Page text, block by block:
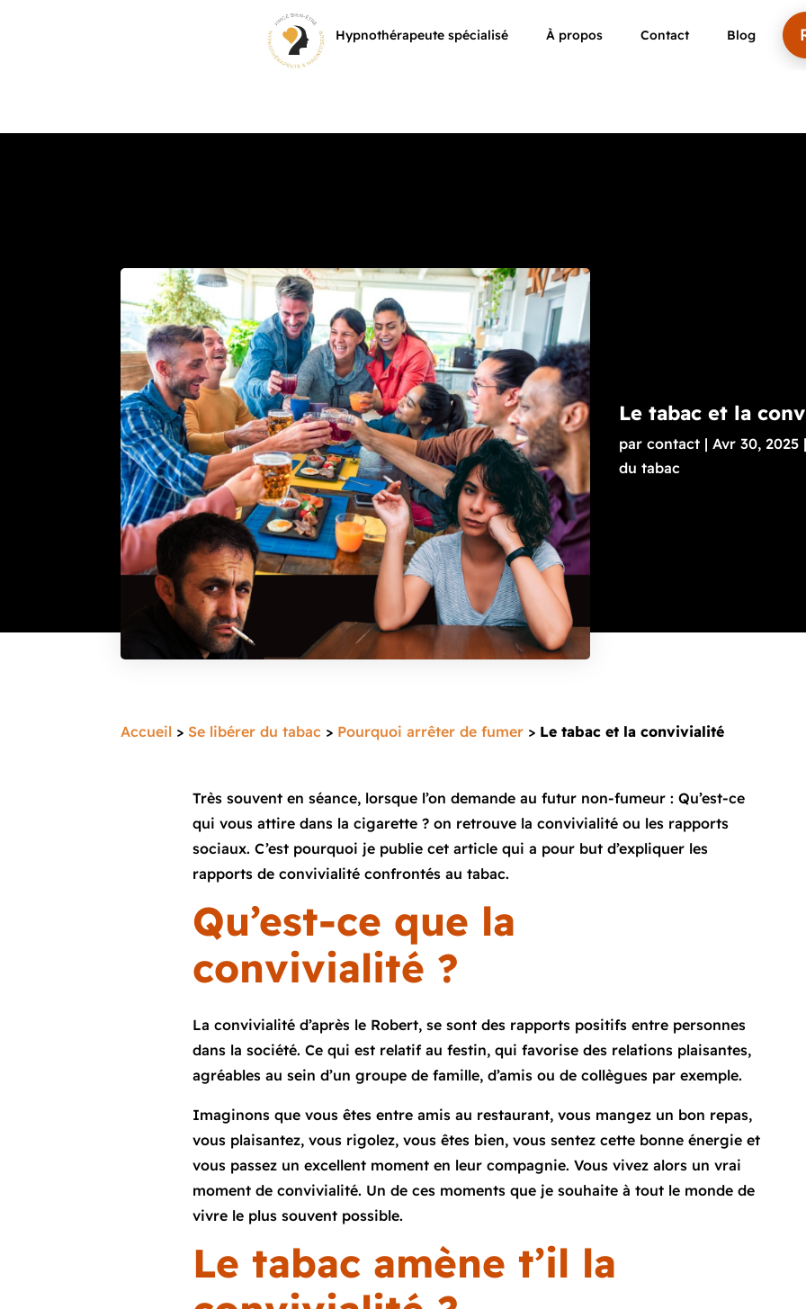
Hypnothérapeute spécialisé À propos Contact Blog
Le tabac et la
parcontact |Avr 30, 2025 |
du tabac
Accueil > Se libérer du tabac > Pourquoi arrêter de fumer > Le tabac et la convivialité
Très souvent en séance, lorsque l’on demande au futur non-fumeur : Qu’est-ce
qui vous attire dans la cigarette ? on retrouve la convivialité ou les rapports
sociaux. C’est pourquoi je publie cet article qui a pour but d’expliquer les
rapports de convivialité confrontés au tabac.
Qu’est-ce que la
convivialité ?
La convivialité d’après le Robert, se sont des rapports positifs entre personnes
dans la société. Ce qui est relatif au festin, qui favorise des relations plaisantes,
agréables au sein d’un groupe de famille, d’amis ou de collègues par exemple.
Imaginons que vous êtes entre amis au restaurant, vous mangez un bon repas,
vous plaisantez, vous rigolez, vous êtes bien, vous sentez cette bonne énergie et
vous passez un excellent moment en leur compagnie. Vous vivez alors un vrai
moment de convivialité. Un de ces moments que je souhaite à tout le monde de
vivre le plus souvent possible.
Le tabac amène t’il la